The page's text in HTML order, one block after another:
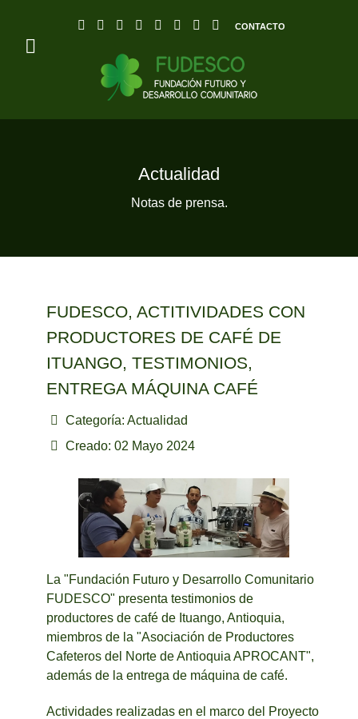
CONTACTO
Actualidad
Notas de prensa.
FUDESCO, ACTITIVIDADES CON
PRODUCTORES DE CAFÉ DE
ITUANGO, TESTIMONIOS,
ENTREGA MÁQUINA CAFÉ
Categoría: Actualidad
Creado: 02 Mayo 2024
La "Fundación Futuro y Desarrollo Comunitario
FUDESCO" presenta testimonios de
productores de café de Ituango, Antioquia,
miembros de la "Asociación de Productores
Cafeteros del Norte de Antioquia APROCANT",
además de la entrega de máquina de café.
Actividades realizadas en el marco del Proyecto